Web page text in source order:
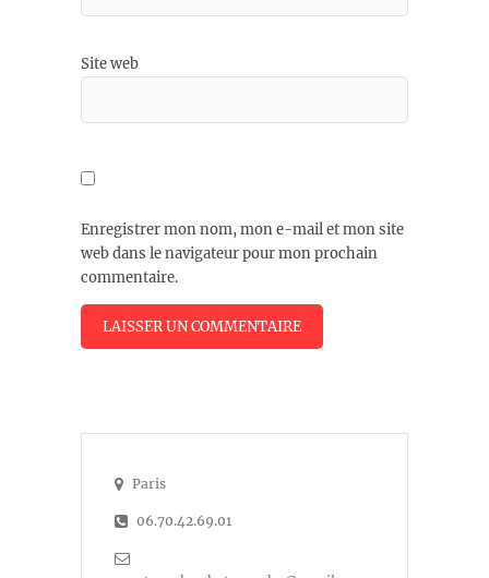
Site web
Enregistrer mon nom, mon e-mail et mon site
web dans le navigateur pour mon prochain
commentaire.
Paris
06.70.42.69.01